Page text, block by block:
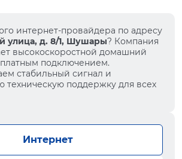
интернет-провайдера по адресу
улица, д. 8/1, Шушары? Компания
высокоскоростной домашний
подключением.
стабильный сигнал и
техническую поддержку для всех
Интернет